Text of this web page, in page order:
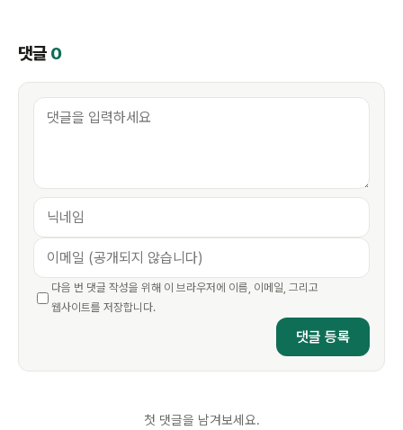
댓글 0
다음 번 댓글 작성을 위해 이 브라우저에 이름, 이메일, 그리고
웹사이트를 저장합니다.
첫 댓글을 남겨보세요.